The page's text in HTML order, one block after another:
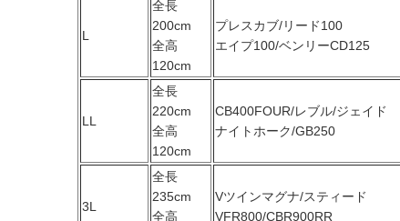
L
全長
200cm
全高
120cm
プレスカブ/リード100
エイプ100/ベンリーCD125
LL
全長
220cm
全高
120cm
CB400FOUR/レブル/ジェイド
ナイトホーク/GB250
3L
全長
235cm
全高
Vツインマグナ/スティード
VFR800/CBR900RR